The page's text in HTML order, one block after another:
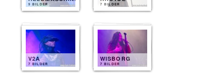
9 BILDER 7 BILDER
V2A
7 BILDER
WISBORG
7 BILDER